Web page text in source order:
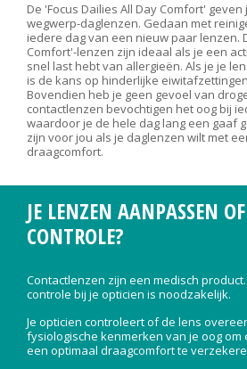
De 'Focus Dailies All Day Comfort'
wegwerp-daglenzen. Gedaan met
iedere dag van een nieuw paar lenzen.
Comfort'-lenzen zijn ideaal als je een
snel last hebt van allergieën. Als je je
is de kans op hinderlijke
Bovendien heb je geen gevoel van
contactlenzen bevochtigen het oog bij
waardoor je de hele dag lang een gaaf
zijn voor jou als je daglenzen wilt met
draagcomfort.
JE LENZEN AANPASSEN
CONTROLE?
Contactlenzen zijn een medisch
controle bij je opticien is noodzakelijk.
Je opticien controleert of de lens
fysiologische kenmerken van je oog om
een optimaal draagcomfort te